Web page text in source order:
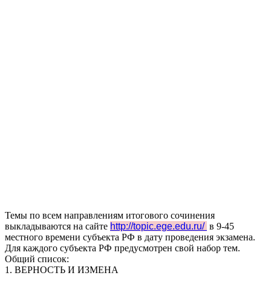
Темы по всем направлениям итогового сочинения
выкладываются на сайте http://topic.ege.edu.ru/ в 9-45
местного времени субъекта РФ в дату проведения экзамена.
Для каждого субъекта РФ предусмотрен свой набор тем.
Общий список:
1. ВЕРНОСТЬ И ИЗМЕНА